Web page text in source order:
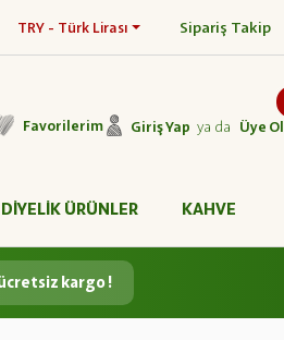
TRY - Türk Lirası Sipariş Takip
Favorilerim Giriş Yap ya da Üye Ol
ÜRÜNLER KAHVE
kargo !